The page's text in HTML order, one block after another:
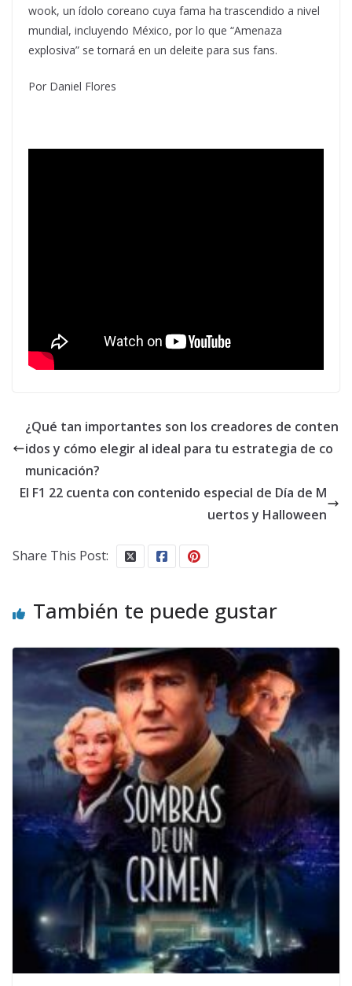
wook, un ídolo coreano cuya fama ha trascendido a nivel
mundial, incluyendo México, por lo que “Amenaza
explosiva” se tornará en un deleite para sus fans.
Por Daniel Flores
¿Qué tan importantes son los creadores de conten
idos y cómo elegir al ideal para tu estrategia de co
municación?
El F1 22 cuenta con contenido especial de Día de M
uertos y Halloween
Share This Post:
También te puede gustar